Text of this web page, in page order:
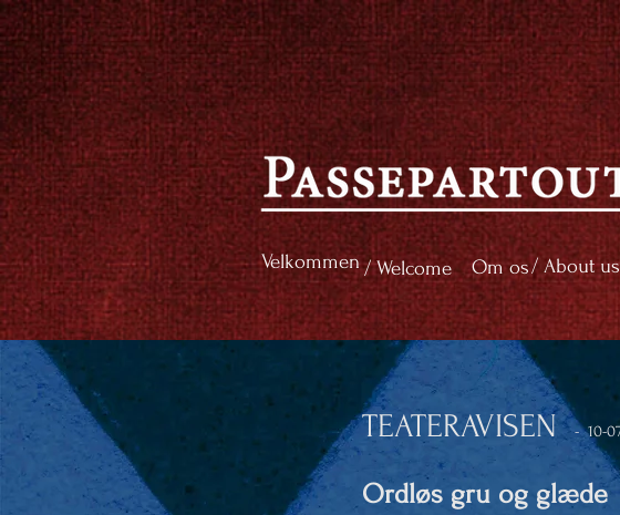
Velkommen/ Welcome Om os/ About us
TEATERAVISEN- 10-
Ordløs gru og glæde